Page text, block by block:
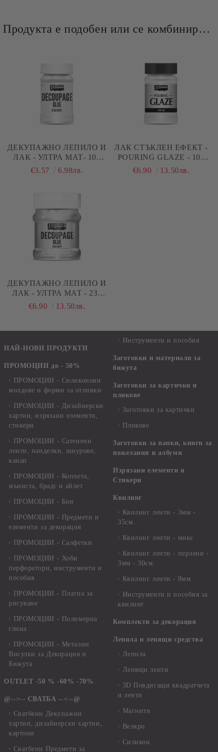
Продукта е подобен или се комбинира добре и със следните продукти :
ДЕКУПАЖНО ЛЕПИЛО И
ЛАК - УЛТРА МАТ- 100
МЛ
€3.57 6.98лв.
ЛАК СТЪКЛЕН ЕФЕКТ -
POURING GLAZE - 100
ML.
€6.90 13.50лв.
ДЕКУПАЖНО ЛЕПИЛО И
ЛАК - УЛТРА МАТ - 230
МЛ
€6.90 13.50лв.
НАЙ-НОВИ ПРОДУКТИ
ПРОМОЦИИ до - 50%
ПРОМОЦИИ - Силиконови
молдове и форми за отливки
ПРОМОЦИИ - Дизайнерски
хартии, изрязани елементи,
стикери
ПРОМОЦИИ - Сатенени
ленти, панделки, шнурове,
канап
ПРОМОЦИИ - Копчета,
мъниста, брадс и айлет
ПРОМОЦИИ - Бои
ПРОМОЦИИ - Предмети и
елементи за декорация
ПРОМОЦИИ - Салфетки
ПРОМОЦИИ - Хоби
перфоратори, инструменти и
пособия
ПРОМОЦИИ - Платна за
рисуване
ПРОМОЦИИ - Полимерна
глина
ПРОМОЦИИ - Метални
Висулки за Декорация и
Бижута
OUTLET -50 % -60% -70%
@-->-- СВАТБА --<--@
Сватбени Декупажни
хартии, дизайнерски хартии,
картони
Сватбени Предмети за
Инструменти и пособия
Заготовки и материали за
бижута
Заготовки за картички и
пликове
Заготовки за картички
Пликове
Заготовки за папки, книги за
пожелания и албуми
Изрязани елементи и
Стикери
Квилинг
Квилинг ленти - 3мм -
35см.
Квилинг ленти - микс
Квилинг ленти - перлени -
3мм - 30см.
Квилинг ленти - 8мм
Инструменти и пособия за
квилинг
Комплекти за декорация
Лепила и лепящи средства
Лепила
Лепящи ленти
3D Повдигащи квадратчета
и ленти
Магнити
Велкро
Силикон